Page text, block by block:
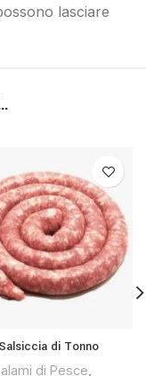
lasciare
di Tonno
di Pesce,